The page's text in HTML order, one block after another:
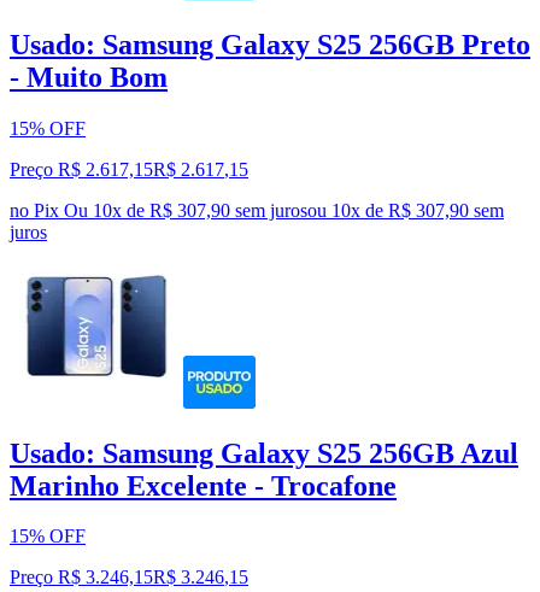
Usado: Samsung Galaxy S25 256GB Preto
- Muito Bom
15% OFF
Preço R$ 2.617,15R$ 2.617,15
no Pix Ou 10x de R$ 307,90 sem jurosou 10x de R$ 307,90 sem
juros
Usado: Samsung Galaxy S25 256GB Azul
Marinho Excelente - Trocafone
15% OFF
Preço R$ 3.246,15R$ 3.246,15